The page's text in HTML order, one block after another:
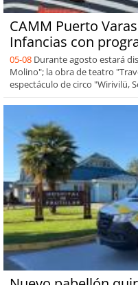
CAMM Puerto
Infancias con
05-08 Durante agosto estará
Molino"; la obra de teatro
espectáculo de circo "Wirivilü,